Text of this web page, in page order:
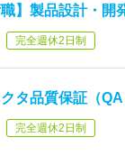
職】製品設計・開
完全週休2日制
クタ品質保証（QA
完全週休2日制